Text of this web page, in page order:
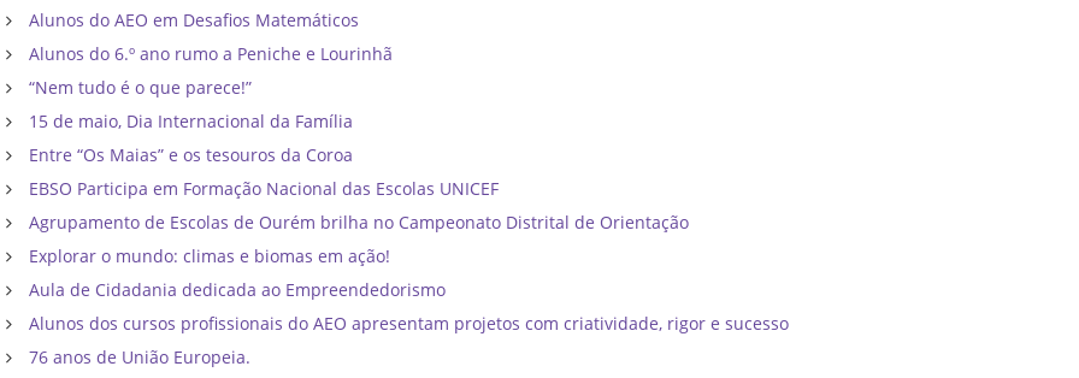
Alunos do AEO em Desafios Matemáticos
Alunos do 6.º ano rumo a Peniche e Lourinhã
“Nem tudo é o que parece!”
15 de maio, Dia Internacional da Família
Entre “Os Maias” e os tesouros da Coroa
EBSO Participa em Formação Nacional das Escolas UNICEF
Agrupamento de Escolas de Ourém brilha no Campeonato Distrital de Orientação ​
Explorar o mundo: climas e biomas em ação!
Aula de Cidadania dedicada ao Empreendedorismo
Alunos dos cursos profissionais do AEO apresentam projetos com criatividade, rigor e sucesso
76 anos de União Europeia.